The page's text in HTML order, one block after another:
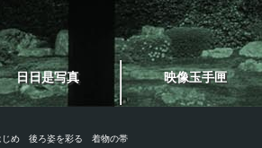
日日是写真 映像玉手匣
じめ 後ろ姿を彩る 着物の帯